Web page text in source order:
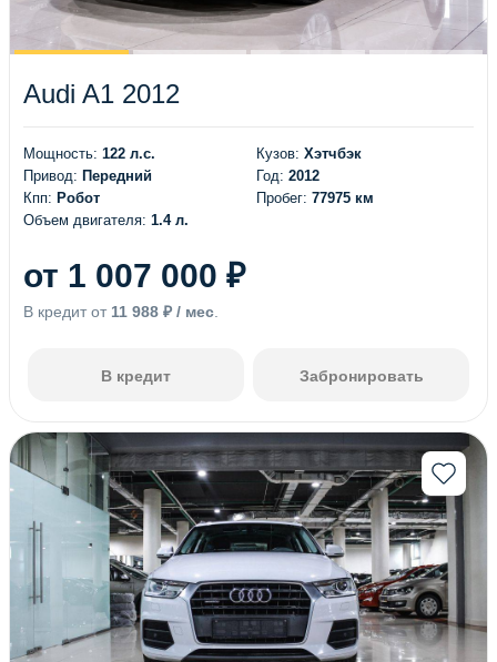
Audi A1 2012
Мощность: 122 л.с.
Привод: Передний
Кпп: Робот
Объем двигателя: 1.4 л.
Кузов: Хэтчбэк
Год: 2012
Пробег: 77975 км
от 1 007 000 ₽
В кредит от 11 988 ₽ / мес
В кредит Забронировать